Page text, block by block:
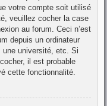
votre compte soit utilisé
veuillez cocher la case
au forum. Ceci n’est
depuis un ordinateur
une université, etc. Si
il est probable
cette fonctionnalité.